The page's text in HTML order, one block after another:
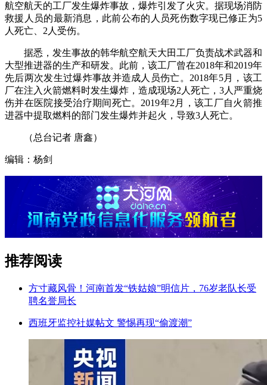
航空航天的工厂发生爆炸事故，爆炸引发了火灾。据现场消防
救援人员的最新消息，此前公布的人员死伤数字现已修正为5
人死亡、2人受伤。
据悉，发生事故的韩华航空航天大田工厂负责战术武器和
大型推进器的生产和研发。此前，该工厂曾在2018年和2019年
先后两次发生过爆炸事故并造成人员伤亡。2018年5月，该工
厂在注入火箭燃料时发生爆炸，造成现场2人死亡，3人严重烧
伤并在医院接受治疗期间死亡。2019年2月，该工厂自火箭推
进器中提取燃料的部门发生爆炸并起火，导致3人死亡。
（总台记者 唐鑫）
编辑：杨剑
推荐阅读
方寸藏风骨！河南首发“铁姑娘”明信片，76岁老队长受
聘名誉局长
西班牙监控社媒帖文 警惕再现“偷渡潮”